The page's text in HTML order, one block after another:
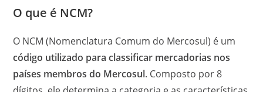
O que é NCM?
O NCM (Nomenclatura Comum do Mercosul) é um
código utilizado para classificar mercadorias nos
países membros do Mercosul. Composto por 8